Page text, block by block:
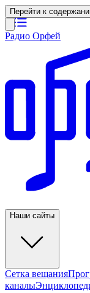
Перейти к
Радио Орфей
Наши сайты
Сетка вещания
каналы